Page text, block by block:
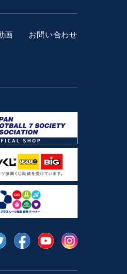
画 お問い合わせ